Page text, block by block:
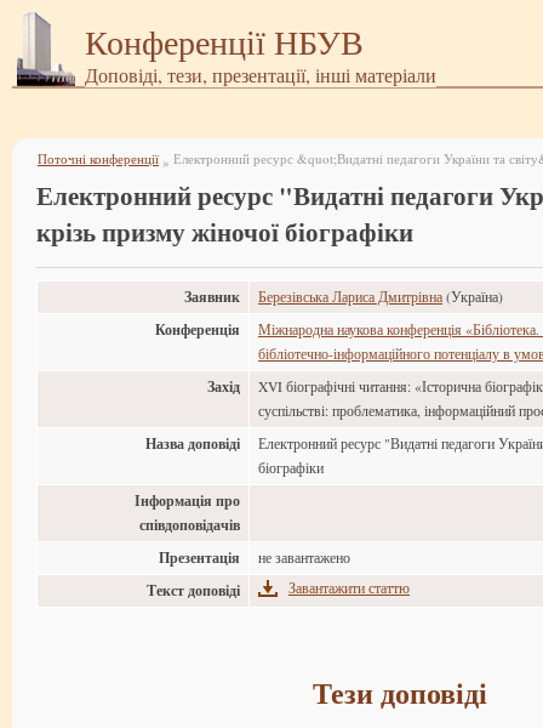
Конференції НБУВ
Доповіді, тези, презентації, інші матеріали
Поточні конференції »
Електронний ресурс "Видатні педагоги
крізь призму жіночої біографіки
Заявник Березівська Лариса Дмитрівна (Україна)
Конференція
Міжнародна наукова конференція
бібліотечно-інформаційного потенціалу в
Захід
XVI біографічні читання: «Історична
суспільстві: проблематика, інформаційний
Назва доповіді
Електронний ресурс "Видатні педагоги
біографіки
Інформація про
співдоповідачів
Презентація
не завантажено
Текст доповіді Завантажити статтю
Тези доповіді